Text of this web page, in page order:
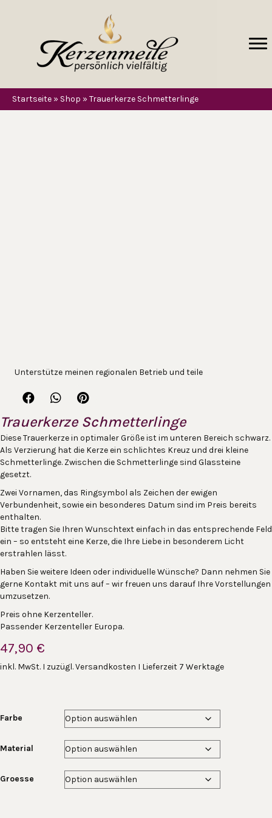
Startseite » Shop » Trauerkerze Schmetterlinge
Unterstütze meinen regionalen Betrieb und teile
Trauerkerze Schmetterlinge
Diese Trauerkerze in optimaler Größe ist im unteren Bereich schwarz.
Als Verzierung hat die Kerze ein schlichtes Kreuz und drei kleine
Schmetterlinge. Zwischen die Schmetterlinge sind Glassteine
gesetzt.
Zwei Vornamen, das Ringsymbol als Zeichen der ewigen
Verbundenheit, sowie ein besonderes Datum sind im Preis bereits
enthalten.
Bitte tragen Sie Ihren Wunschtext einfach in das entsprechende Feld
ein – so entsteht eine Kerze, die Ihre Liebe in besonderem Licht
erstrahlen lässt.
Haben Sie weitere Ideen oder individuelle Wünsche? Dann nehmen Sie
gerne Kontakt mit uns auf – wir freuen uns darauf Ihre Vorstellungen
umzusetzen.
Preis ohne Kerzenteller.
Passender Kerzenteller Europa.
47,90 €
inkl. MwSt. I zuzügl. Versandkosten I Lieferzeit 7 Werktage
Farbe
Material
Groesse